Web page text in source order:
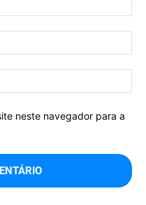
neste navegador para a